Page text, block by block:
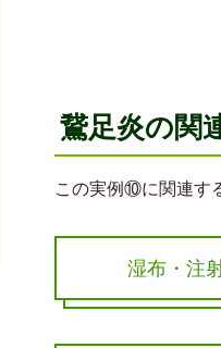
鵞足炎の関
この実例⑩に関連す
湿布・注